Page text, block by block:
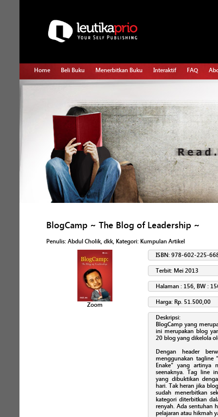
Home Beli Buku Menerbitkan Buku Interaktif FAQ
BlogCamp ~ The Blog of Leadership ~
Penulis: Abdul Cholik, dkk, Kategori: Kumpulan Artikel
Zoom
ISBN: 978-602-225-
Terbit: Mei 2013
Halaman : 156, BW :
Harga: Rp. 51.500,00
Deskripsi:
BlogCamp yang
ini merupakan blog
20 blog yang dikelola
Dengan header
menggunakan tagline
Enake” yang artinya
seenaknya. Tag line
yang dibuktikan
hari. Tak heran jika
sudah menerbitkan
kategori diterbitkan
renyah. Ada sentuhan
pelajaran atau hikmah